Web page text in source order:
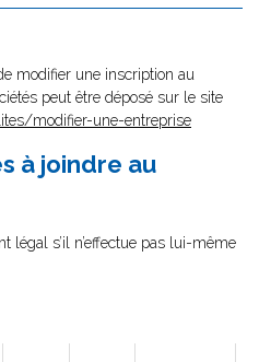
modifier une inscription au
peut être déposé sur le site
modifier-une-entreprise
à joindre au
légal s’il n’effectue pas lui-même